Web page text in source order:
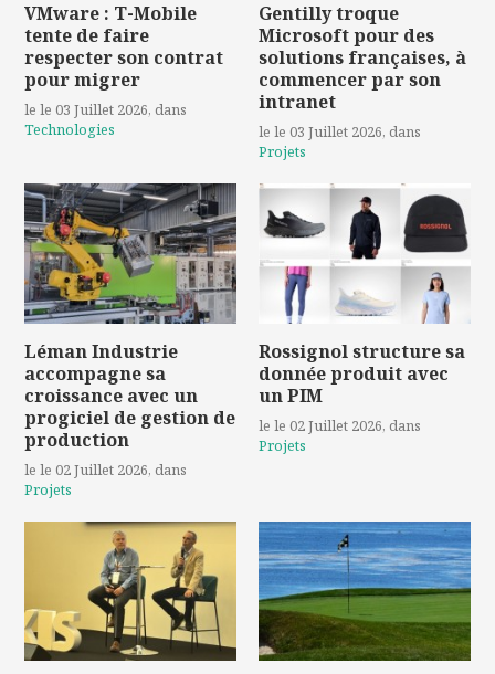
VMware : T-Mobile
tente de faire
respecter son contrat
pour migrer
le le 03 Juillet 2026, dans
Technologies
Gentilly troque
Microsoft pour des
solutions françaises, à
commencer par son
intranet
le le 03 Juillet 2026, dans
Projets
Léman Industrie
accompagne sa
croissance avec un
progiciel de gestion de
production
le le 02 Juillet 2026, dans
Projets
Rossignol structure sa
donnée produit avec
un PIM
le le 02 Juillet 2026, dans
Projets